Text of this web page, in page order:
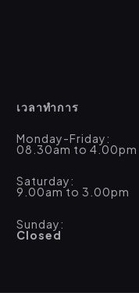
เวลาทำการ
Monday-Friday:
08.30am to 4.00pm
Saturday:
9.00am to 3.00pm
Sunday:
Closed